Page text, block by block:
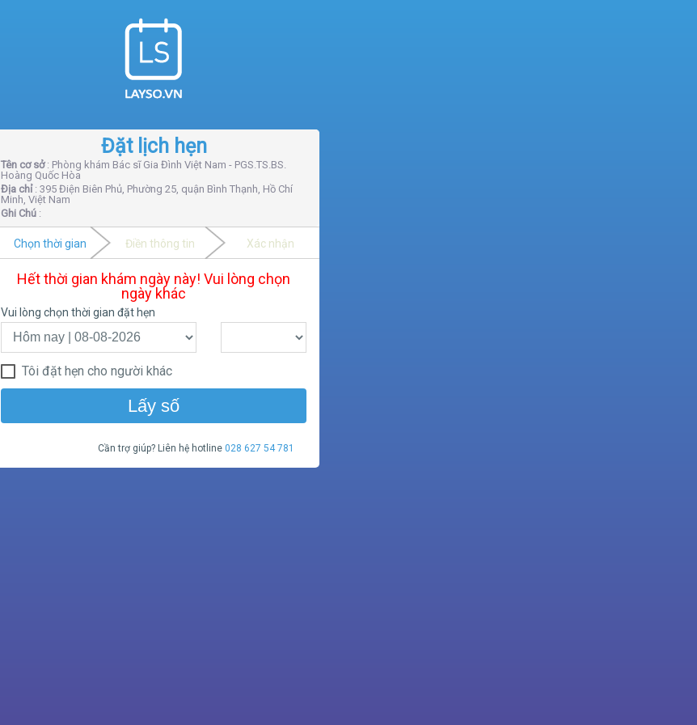
Đặt lịch hẹn
Tên cơ sở: Phòng khám Bác sĩ Gia Đình Việt Nam - PGS.TS.BS.
Hoàng Quốc Hòa
Địa chỉ: 395 Điện Biên Phủ, Phường 25, quận Bình Thạnh, Hồ Chí
Minh, Việt Nam
Ghi Chú :
Chọn thời gian Điền thông tin Xác nhận
Hết thời gian khám ngày này! Vui lòng chọn
ngày khác
Vui lòng chọn thời gian đặt hẹn
Tôi đặt hẹn cho người khác
Lấy số
Cần trợ giúp? Liên hệ hotline 028 627 54 781